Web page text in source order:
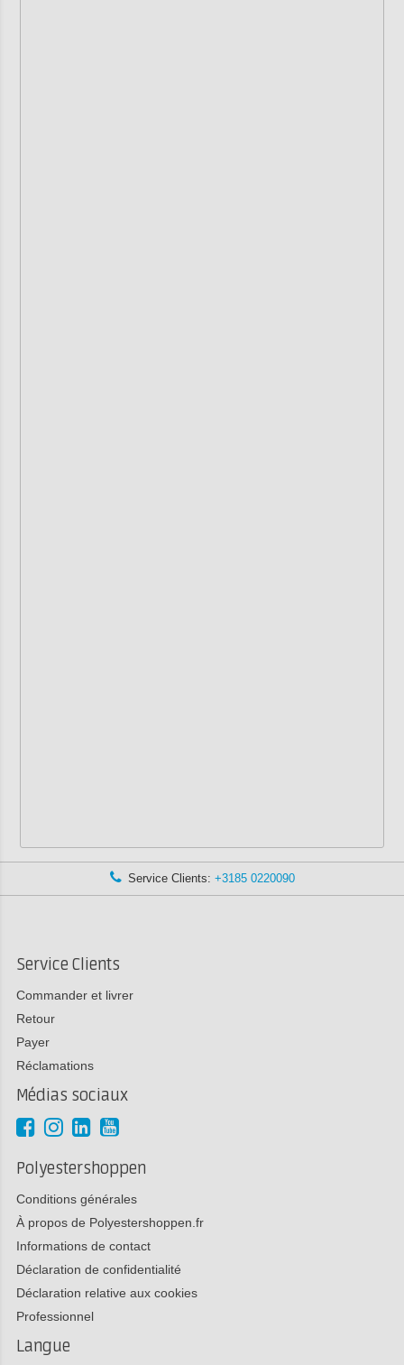
Service Clients: +3185 0220090
Service Clients
Commander et livrer
Retour
Payer
Réclamations
Médias sociaux
Polyestershoppen
Conditions générales
À propos de Polyestershoppen.fr
Informations de contact
Déclaration de confidentialité
Déclaration relative aux cookies
Professionnel
Langue